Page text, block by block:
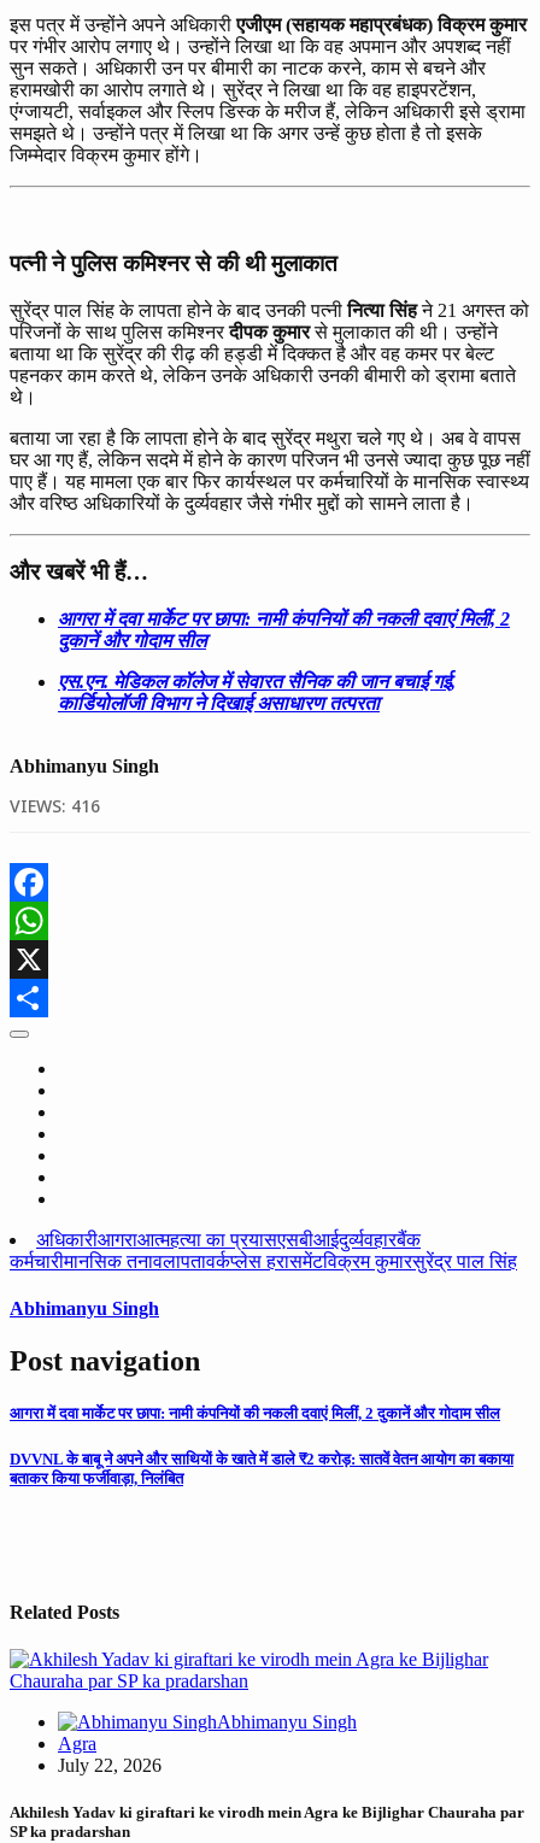
इस पत्र में उन्होंने अपने अधिकारीएजीएम (सहायक महाप्रबंधक) विक्रम कुमार
पर गंभीर आरोप लगाए थे। उन्होंने लिखा था कि वह अपमान और अपशब्द नहीं
सुन सकते। अधिकारी उन पर बीमारी का नाटक करने, काम से बचने और
हरामखोरी का आरोप लगाते थे। सुरेंद्र ने लिखा था कि वह हाइपरटेंशन,
एंग्जायटी, सर्वाइकल और स्लिप डिस्क के मरीज हैं, लेकिन अधिकारी इसे ड्रामा
समझते थे। उन्होंने पत्र में लिखा था कि अगर उन्हें कुछ होता है तो इसके
जिम्मेदार विक्रम कुमार होंगे।
पत्नी ने पुलिस कमिश्नर से की थी मुलाकात
सुरेंद्र पाल सिंह के लापता होने के बाद उनकी पत्नीनित्या सिंहने 21 अगस्त को
परिजनों के साथ पुलिस कमिश्नरदीपक कुमारसे मुलाकात की थी। उन्होंने
बताया था कि सुरेंद्र की रीढ़ की हड्डी में दिक्कत है और वह कमर पर बेल्ट
पहनकर काम करते थे, लेकिन उनके अधिकारी उनकी बीमारी को ड्रामा बताते
थे।
बताया जा रहा है कि लापता होने के बाद सुरेंद्र मथुरा चले गए थे। अब वे वापस
घर आ गए हैं, लेकिन सदमे में होने के कारण परिजन भी उनसे ज्यादा कुछ पूछ नहीं
पाए हैं। यह मामला एक बार फिर कार्यस्थल पर कर्मचारियों के मानसिक स्वास्थ्य
और वरिष्ठ अधिकारियों के दुर्व्यवहार जैसे गंभीर मुद्दों को सामने लाता है।
और खबरें भी हैं…
आगरा में दवा मार्केट पर छापा: नामी कंपनियों की नकली दवाएं मिलीं, 2
दुकानें और गोदाम सील
एस.एन. मेडिकल कॉलेज में सेवारत सैनिक की जान बचाई गई,
कार्डियोलॉजी विभाग ने दिखाई असाधारण तत्परता
Abhimanyu Singh
VIEWS: 416
Facebook
WhatsApp
X
Share
अधिकारीआगराआत्महत्या का प्रयासएसबीआईदुर्व्यवहारबैंक
कर्मचारीमानसिक तनावलापतावर्कप्लेस हरासमेंटविक्रम कुमारसुरेंद्र पाल सिंह
Abhimanyu Singh
Post navigation
आगरा में दवा मार्केट पर छापा: नामी कंपनियों की नकली दवाएं मिलीं, 2 दुकानें और गोदाम सील
DVVNL के बाबू ने अपने और साथियों के खाते में डाले ₹2 करोड़: सातवें वेतन आयोग का बकाया
बताकर किया फर्जीवाड़ा, निलंबित
Related Posts
Abhimanyu Singh
Agra
July 22, 2026
Akhilesh Yadav ki giraftari ke virodh mein Agra ke Bijlighar Chauraha par
SP ka pradarshan